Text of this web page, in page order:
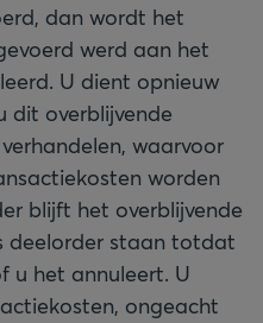
dan wordt het
werd aan het
U dient opnieuw
dit overblijvende
waarvoor
worden
blijft het overblijvende
deelorder staan totdat
u het annuleert. U
ongeacht